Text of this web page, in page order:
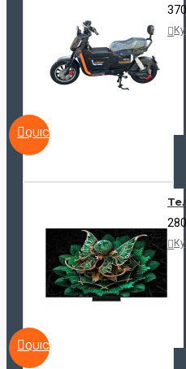
QUICKVIEW
QUICKVIEW